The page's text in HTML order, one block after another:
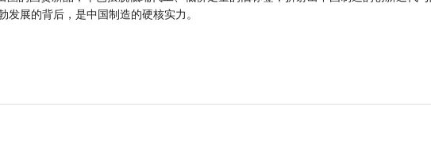
发展的背后，是中国制造的硬核实力。